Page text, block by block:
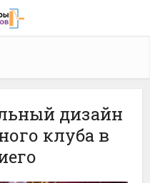
дизайн
клуба в